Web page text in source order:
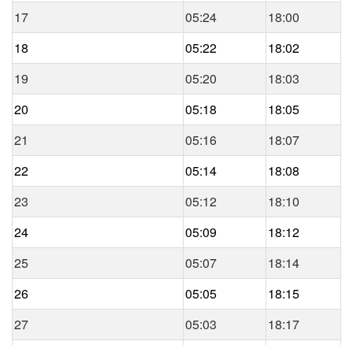
17
05:24
18:00
18
05:22
18:02
19
05:20
18:03
20
05:18
18:05
21
05:16
18:07
22
05:14
18:08
23
05:12
18:10
24
05:09
18:12
25
05:07
18:14
26
05:05
18:15
27
05:03
18:17